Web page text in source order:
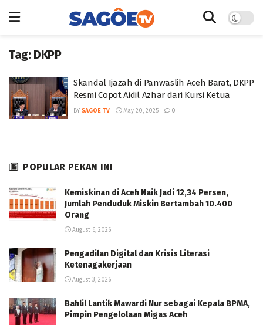
Tag: DKPP
Skandal Ijazah di Panwaslih Aceh Barat, DKPP
Resmi Copot Aidil Azhar dari Kursi Ketua
BY SAGOE TV May 20, 2025 0
POPULAR PEKAN INI
Kemiskinan di Aceh Naik Jadi 12,34 Persen,
Jumlah Penduduk Miskin Bertambah 10.400
Orang
August 6, 2026
Pengadilan Digital dan Krisis Literasi
Ketenagakerjaan
August 3, 2026
Bahlil Lantik Mawardi Nur sebagai Kepala BPMA,
Pimpin Pengelolaan Migas Aceh